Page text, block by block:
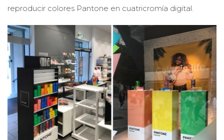
reproducir colores Pantone en cuatricromía digital.